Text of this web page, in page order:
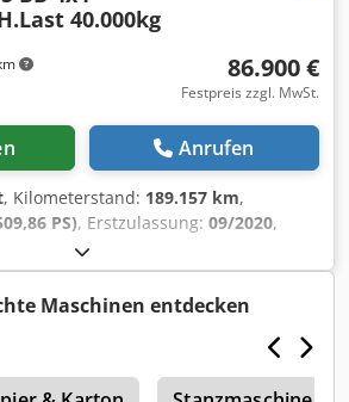
40.000kg
86.900 €
Festpreis zzgl. MwSt.
Anrufen
, Kilometerstand: 189.157 km,
PS), Erstzulassung: 09/2020,
, Gesamtgewicht:
, nächste Prüfung (TÜV):05/2027,
Farbe:Weiß, Getriebetyp:
4.600 mm,
mm, Laderaumhöhe:700 mm,
Maschinen entdecken